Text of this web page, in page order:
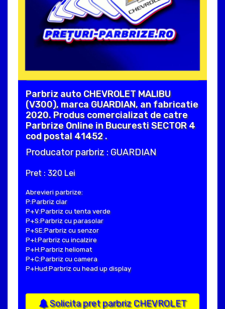
Parbriz auto CHEVROLET MALIBU
(V300), marca GUARDIAN, an fabricatie
2020. Produs comercializat de catre
Parbrize Online in Bucuresti SECTOR 4
cod postal 41452 .
Producator parbriz : GUARDIAN
Pret : 320 Lei
Abrevieri parbrize:
P:Parbriz clar
P+V:Parbriz cu tenta verde
P+S:Parbriz cu parasolar
P+SE:Parbriz cu senzor
P+I:Parbriz cu incalzire
P+H:Parbriz heliomat
P+C:Parbriz cu camera
P+Hud:Parbriz cu head up display
Solicita pret parbriz CHEVROLET